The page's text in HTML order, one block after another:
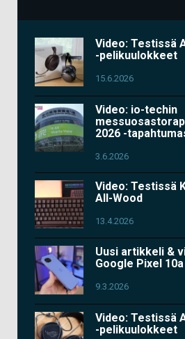
Video: Testissä
-pelikuulokkeet
15.6.2026
Video: io-techin
2026 -
3.6.2026
Video: Testissä
All-Wood
13.4.2026
Uusi artikkeli &
Google Pixel 10a
9.3.2026
Video: Testissä
-pelikuulokkeet